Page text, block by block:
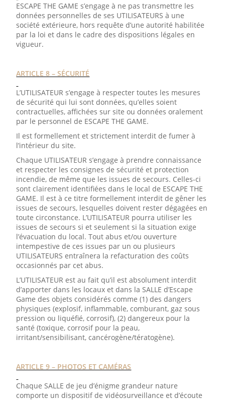
ESCAPE THE GAME s’engage à ne pas transmettre les
données personnelles de ses UTILISATEURS à une
société extérieure, hors requête d’une autorité habilitée
par la loi et dans le cadre des dispositions légales en
vigueur.
ARTICLE 8 – SÉCURITÉ
L’UTILISATEUR s’engage à respecter toutes les mesures
de sécurité qui lui sont données, qu’elles soient
contractuelles, affichées sur site ou données oralement
par le personnel de ESCAPE THE GAME.
Il est formellement et strictement interdit de fumer à
l’intérieur du site.
Chaque UTILISATEUR s’engage à prendre connaissance
et respecter les consignes de sécurité et protection
incendie, de même que les issues de secours. Celles-ci
sont clairement identifiées dans le local de ESCAPE THE
GAME. Il est à ce titre formellement interdit de gêner les
issues de secours, lesquelles doivent rester dégagées en
toute circonstance. L’UTILISATEUR pourra utiliser les
issues de secours si et seulement si la situation exige
l’évacuation du local. Tout abus et/ou ouverture
intempestive de ces issues par un ou plusieurs
UTILISATEURS entraînera la refacturation des coûts
occasionnés par cet abus.
L’UTILISATEUR est au fait qu’il est absolument interdit
d’apporter dans les locaux et dans la SALLE d’Escape
Game des objets considérés comme (1) des dangers
physiques (explosif, inflammable, comburant, gaz sous
pression ou liquéfié, corrosif), (2) dangereux pour la
santé (toxique, corrosif pour la peau,
irritant/sensibilisant, cancérogène/tératogène).
ARTICLE 9 – PHOTOS ET CAMÉRAS
Chaque SALLE de jeu d’énigme grandeur nature
comporte un dispositif de vidéosurveillance et d’écoute